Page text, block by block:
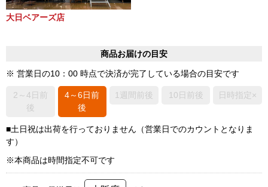
大日ベアーズ店
商品お届けの目安
※ 営業日の10：00 時点で決済が完了している場合の目安です
2～4日前
後
4～6日前
後
1週間前後 10日前後 日時指定×
■土日祝は出荷を行っておりません（営業日でのカウントとなりま
す）
※本商品は時間指定不可です